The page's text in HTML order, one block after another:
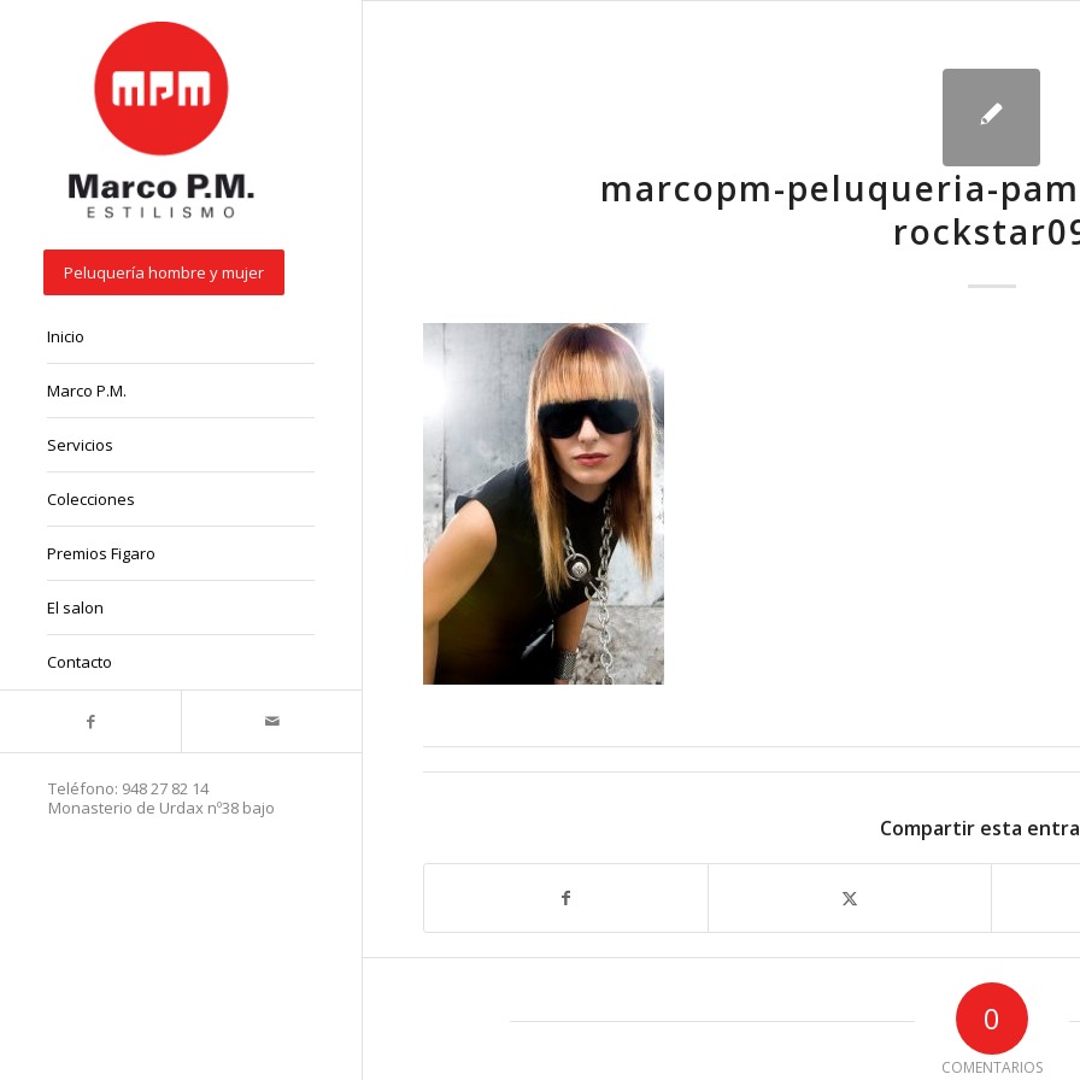
Peluquería hombre y mujer
Inicio
Marco P.M.
Servicios
Colecciones
Premios Figaro
El salon
Contacto
Teléfono: 948 27 82 14
Monasterio de Urdax nº38 bajo
marcopm-peluqueria-
Compartir esta
0
COMENTARIOS